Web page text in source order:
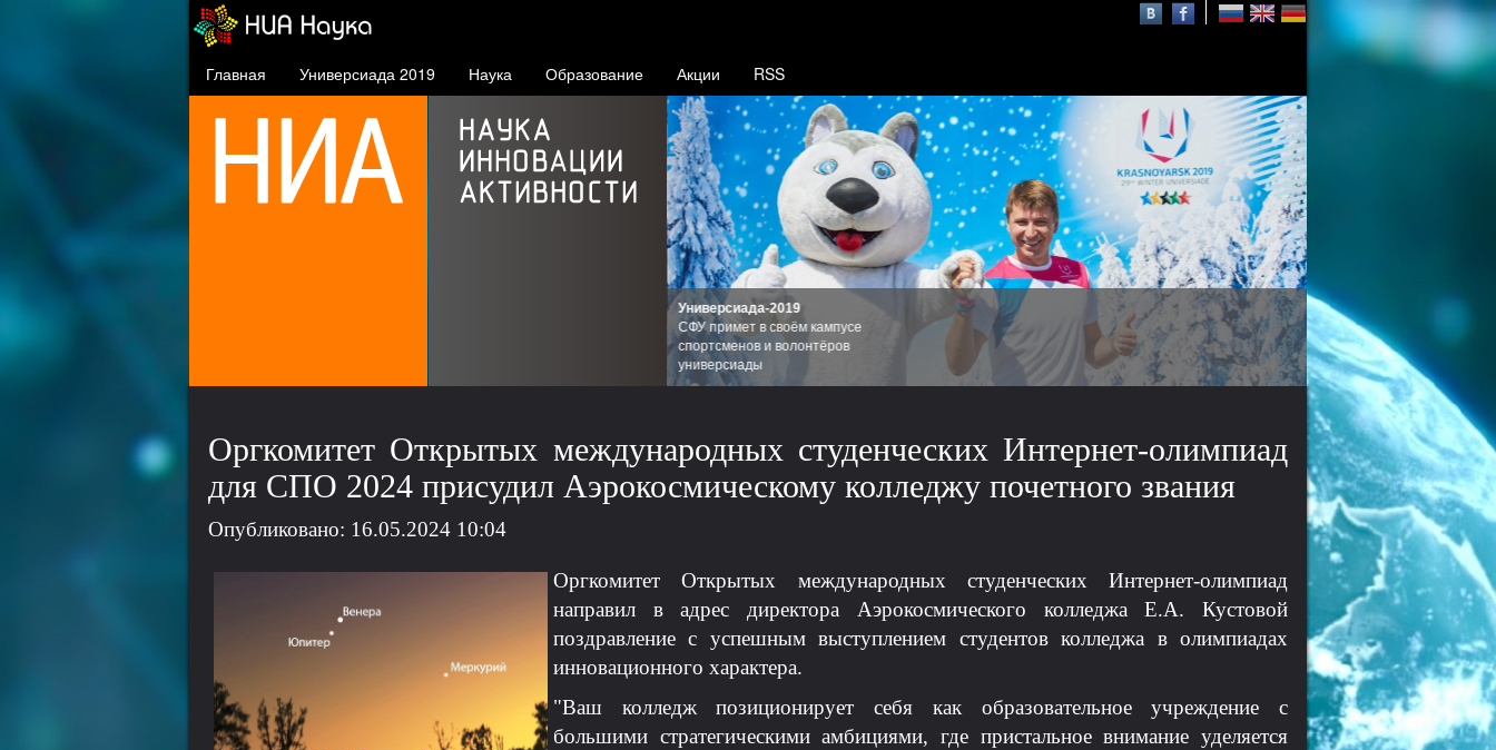
Главная Универсиада 2019 Наука Образование Акции RSS
Универсиада-2019
СФУ примет в своём кампусе
спортсменов и волонтёров
универсиады
СФУ в проекте 5-100
проект повышения
конкурентоспособности
ведущих российских вузов
Оргкомитет Открытых международных студенческих Интернет-олимпиад
для СПО 2024 присудил Аэрокосмическому колледжу почетного звания
Опубликовано: 16.05.2024 10:04
Оргкомитет Открытых международных студенческих Интернет-олимпиад
направил в адрес директора Аэрокосмического колледжа Е.А. Кустовой
поздравление с успешным выступлением студентов колледжа в олимпиадах
инновационного характера.
"Ваш колледж позиционирует себя как образовательное учреждение с
большими стратегическими амбициями, где пристальное внимание уделяется